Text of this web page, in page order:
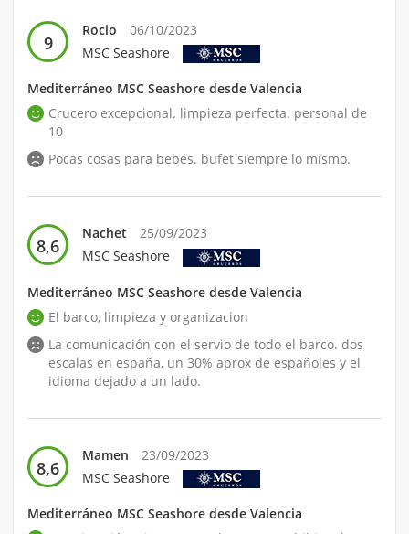
9
Rocio
06/10/2023
MSC Seashore
Mediterráneo MSC Seashore desde Valencia
Crucero excepcional. limpieza perfecta. personal de
10
Pocas cosas para bebés. bufet siempre lo mismo.
8,6
Nachet
25/09/2023
MSC Seashore
Mediterráneo MSC Seashore desde Valencia
El barco, limpieza y organizacion
La comunicación con el servio de todo el barco. dos
escalas en españa, un 30% aprox de españoles y el
idioma dejado a un lado.
8,6
Mamen
23/09/2023
MSC Seashore
Mediterráneo MSC Seashore desde Valencia